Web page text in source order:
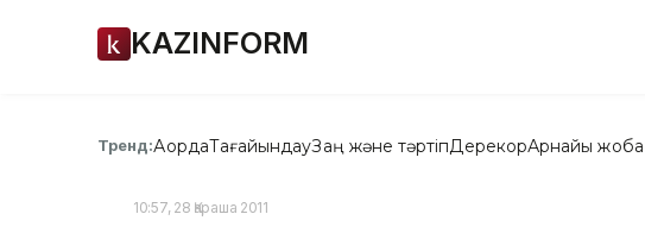
KAZINFORM
Тренд:АқордаТағайындауЗаң және тәртіпДерекқорАрнайы жоба
10:57, 28 Қараша 2011